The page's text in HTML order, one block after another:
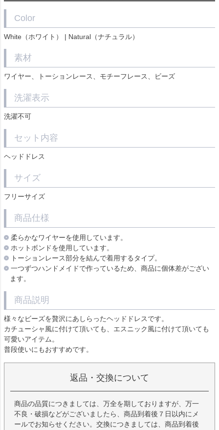
Color
White（ホワイト） | Natural（ナチュラル）
素材
ワイヤー、トーションレース、モチーフレース、ビーズ
洗濯表示
洗濯不可
セット内容
ヘッドドレス
サイズ
フリーサイズ
商品仕様
柔らかなワイヤーを使用しています。
ホットボンドを使用しています。
トーションレース部分を結んで着用するタイプ。
一つずつハンドメイドで作っているため、商品に個体差がござい
ます。
商品説明
様々なビーズを贅沢にあしらったヘッドドレスです。
カチューシャ風に付けて頂いても、エスニック風に付けて頂いても
可愛いアイテム。
普段使いにもおすすめです。
返品・交換について
商品の品質につきましては、万全を期しておりますが、万一
不良・破損などがございましたら、商品到着後７日以内にメ
ールでお知らせください。交換につきましては、商品到着後